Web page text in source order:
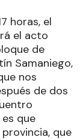
horas, el
el acto
de
Samaniego,
nos
de dos
que
que